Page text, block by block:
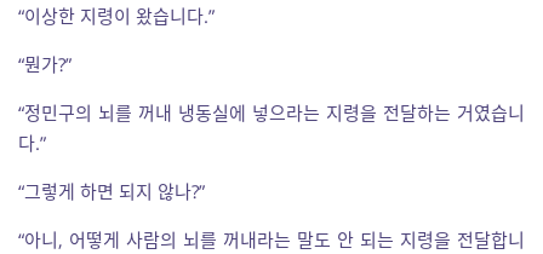
“이상한 지령이 왔습니다.”
“뭔가?”
“정민구의 뇌를 꺼내 냉동실에 넣으라는 지령을 전달하는 거였습니
다.”
“그렇게 하면 되지 않나?”
“아니, 어떻게 사람의 뇌를 꺼내라는 말도 안 되는 지령을 전달합니